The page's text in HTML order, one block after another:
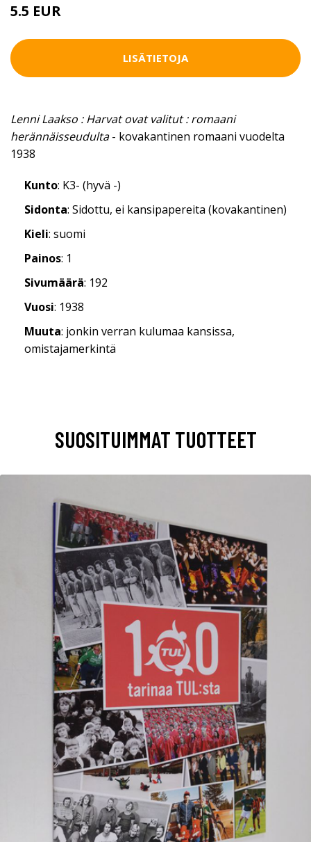
5.5 EUR
LISÄTIETOJA
Lenni Laakso : Harvat ovat valitut : romaani
herännäisseudulta- kovakantinen romaani vuodelta
1938
Kunto: K3- (hyvä -)
Sidonta: Sidottu, ei kansipapereita (kovakantinen)
Kieli: suomi
Painos: 1
Sivumäärä: 192
Vuosi: 1938
Muuta: jonkin verran kulumaa kansissa,
omistajamerkintä
SUOSITUIMMAT TUOTTEET